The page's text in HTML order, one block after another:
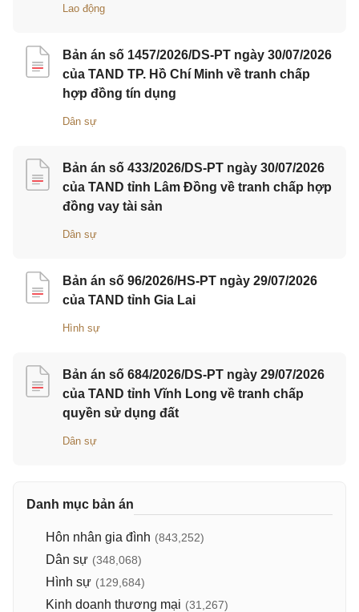
Lao động
Bản án số 1457/2026/DS-PT ngày 30/07/2026
của TAND TP. Hồ Chí Minh về tranh chấp
hợp đồng tín dụng
Dân sự
Bản án số 433/2026/DS-PT ngày 30/07/2026
của TAND tỉnh Lâm Đồng về tranh chấp hợp
đồng vay tài sản
Dân sự
Bản án số 96/2026/HS-PT ngày 29/07/2026
của TAND tỉnh Gia Lai
Hình sự
Bản án số 684/2026/DS-PT ngày 29/07/2026
của TAND tỉnh Vĩnh Long về tranh chấp
quyền sử dụng đất
Dân sự
Danh mục bản án
Hôn nhân gia đình (843,252)
Dân sự (348,068)
Hình sự (129,684)
Kinh doanh thương mại (31,267)